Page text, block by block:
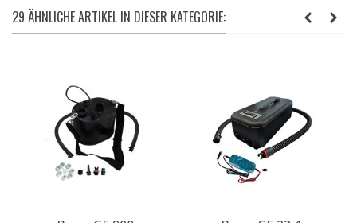
29 ÄHNLICHE ARTIKEL IN DIESER KATEGORIE: